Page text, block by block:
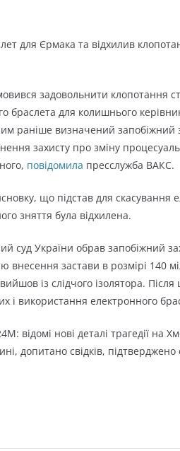
для Єрмака та відхилив
задовольнити клопотання
браслета для колишнього
раніше визначений запобіжний
захисту про зміну
повідомила пресслужба ВАКС.
що підстав для скасування
зняття була відхилена.
суд України обрав запобіжний
внесення застави в розмірі 140
із слідчого ізолятора.
і використання електронного
відомі нові деталі трагедії на
допитано свідків, підтверджено